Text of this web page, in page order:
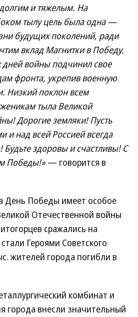
и тяжелым. На
тылу цель была одна —
будущих поколений, ради
вклад Магнитки в Победу.
войны подчинил свое
фронта, укрепив военную
Низкий поклон всем
тыла Великой
Дорогие земляки! Пусть
над всей Россией всегда
Будьте здоровы и счастливы! С
Победы!»— говорится в
День Победы имеет особое
Отечественной войны
сражались на
Героями Советского
жителей города погибли в
комбинат и
города внесли значительный